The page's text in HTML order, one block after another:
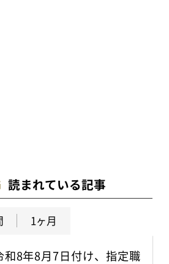
読まれている記事
1ヶ月
8年8月7日付け、指定職